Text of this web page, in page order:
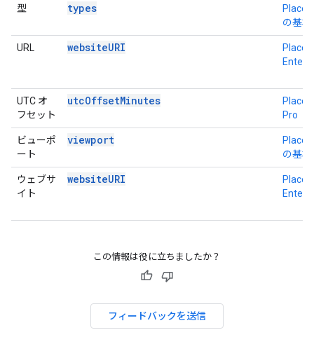
型 types
Place
の基本
URL websiteURI
Place
UTC オ
フセット
utcOffsetMinutes
Place
Pro
ビューポ
ート
viewport
Place
の基本
ウェブサ
イト
websiteURI
Place
この情報は役に立ちましたか？
フィードバックを送信